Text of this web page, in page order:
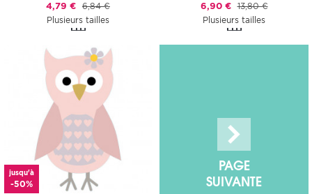
4,79 € 6,84 €
Plusieurs tailles
6,90 € 13,80 €
Plusieurs tailles
jusqu'à
-50%
PAGE
SUIVANTE